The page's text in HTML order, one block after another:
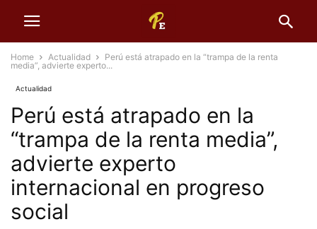
Home Actualidad
Perú está atrapado en la “trampa de la renta
media”, advierte experto...
Actualidad
Perú está atrapado en la
“trampa de la renta media”,
advierte experto
internacional en progreso
social